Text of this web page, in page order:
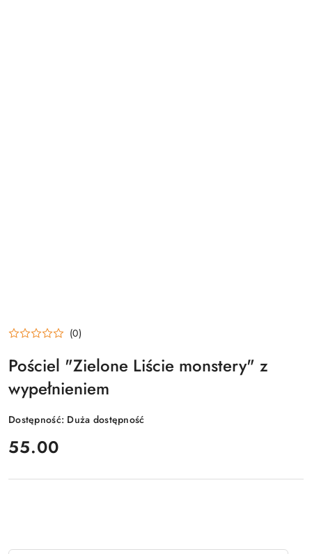
(0)
Pościel "Zielone Liście monstery" z
wypełnieniem
Dostępność: Duża dostępność
cena:
55.00